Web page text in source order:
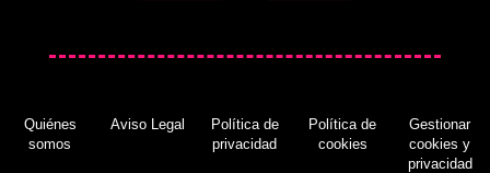
Quiénes
somos
Aviso Legal
Política de
privacidad
Política de
cookies
Gestionar
cookies y
privacidad